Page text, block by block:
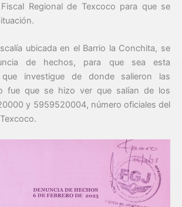
Regional de Texcoco para que se
ubicada en el Barrio la Conchita, se
de hechos, para que sea esta
que investigue de donde salieron las
fue que se hizo ver que salían de los
y 5959520004, número oficiales del